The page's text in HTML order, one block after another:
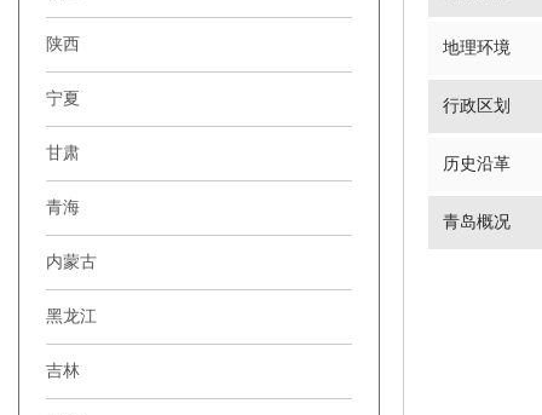
陕西
宁夏
甘肃
青海
内蒙古
黑龙江
吉林
地理环境
行政区划
历史沿革
青岛概况